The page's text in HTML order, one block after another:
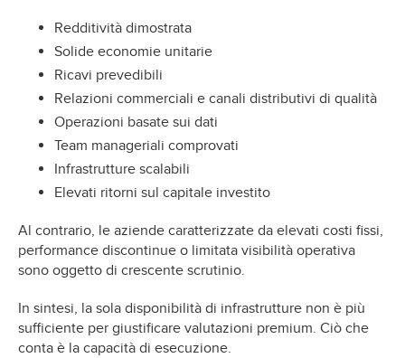
Redditività dimostrata
Solide economie unitarie
Ricavi prevedibili
Relazioni commerciali e canali distributivi di qualità
Operazioni basate sui dati
Team manageriali comprovati
Infrastrutture scalabili
Elevati ritorni sul capitale investito
Al contrario, le aziende caratterizzate da elevati costi fissi,
performance discontinue o limitata visibilità operativa
sono oggetto di crescente scrutinio.
In sintesi, la sola disponibilità di infrastrutture non è più
sufficiente per giustificare valutazioni premium. Ciò che
conta è la capacità di esecuzione.